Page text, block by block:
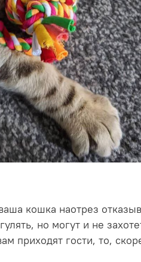
кошка наотрез
но могут и не
приходят гости, то,